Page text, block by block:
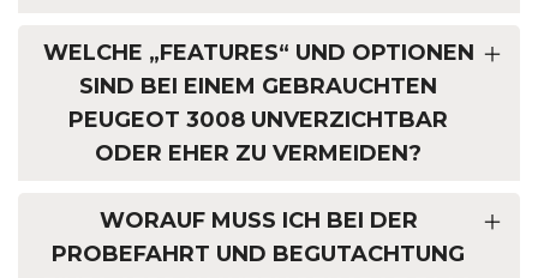
WELCHE „FEATURES“ UND OPTIONEN
SIND BEI EINEM GEBRAUCHTEN
PEUGEOT 3008 UNVERZICHTBAR
ODER EHER ZU VERMEIDEN?
WORAUF MUSS ICH BEI DER
PROBEFAHRT UND BEGUTACHTUNG